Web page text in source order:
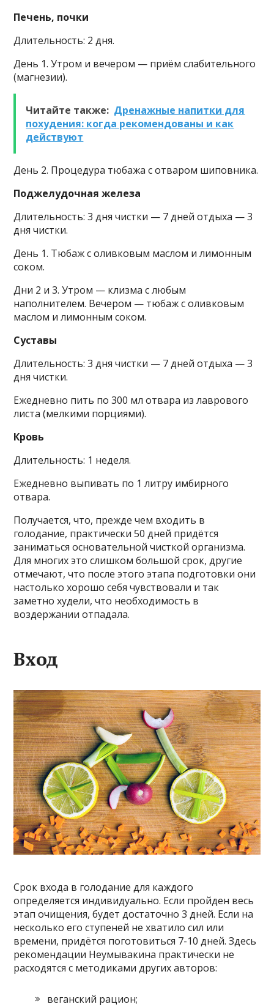
Печень, почки
Длительность: 2 дня.
День 1. Утром и вечером — приём слабительного
(магнезии).
Читайте также: Дренажные напитки для
похудения: когда рекомендованы и как
действуют
День 2. Процедура тюбажа с отваром шиповника.
Поджелудочная железа
Длительность: 3 дня чистки — 7 дней отдыха — 3
дня чистки.
День 1. Тюбаж с оливковым маслом и лимонным
соком.
Дни 2 и 3. Утром — клизма с любым
наполнителем. Вечером — тюбаж с оливковым
маслом и лимонным соком.
Суставы
Длительность: 3 дня чистки — 7 дней отдыха — 3
дня чистки.
Ежедневно пить по 300 мл отвара из лаврового
листа (мелкими порциями).
Кровь
Длительность: 1 неделя.
Ежедневно выпивать по 1 литру имбирного
отвара.
Получается, что, прежде чем входить в
голодание, практически 50 дней придётся
заниматься основательной чисткой организма.
Для многих это слишком большой срок, другие
отмечают, что после этого этапа подготовки они
настолько хорошо себя чувствовали и так
заметно худели, что необходимость в
воздержании отпадала.
Вход
Срок входа в голодание для каждого
определяется индивидуально. Если пройден весь
этап очищения, будет достаточно 3 дней. Если на
несколько его ступеней не хватило сил или
времени, придётся поготовиться 7-10 дней. Здесь
рекомендации Неумывакина практически не
расходятся с методиками других авторов:
веганский рацион;